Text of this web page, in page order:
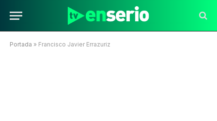
Portada » Francisco Javier Errazuriz